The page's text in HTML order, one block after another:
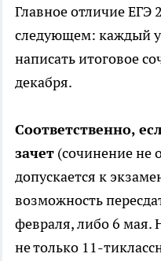
Главное отличие ЕГЭ
следующем: каждый
написать итоговое
декабря.
Соответственно,
зачет (сочинение не
допускается к
возможность
февраля, либо 6 мая.
не только 11-